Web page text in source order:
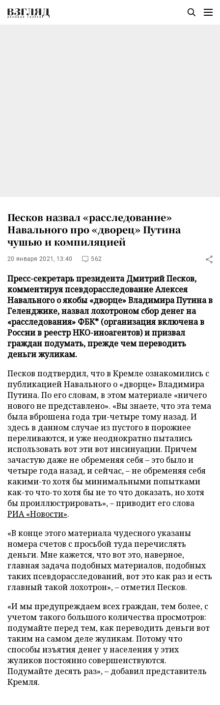
Песков назвал «расследование»
Навального про «дворец» Путина
чушью и компиляцией
20 января 2021, 13:40 562
Пресс-секретарь президента Дмитрий Песков,
комментируя псевдорасследование Алексея
Навального о якобы «дворце» Владимира Путина в
Геленджике, назвал лохотроном сбор денег на
«расследования» ФБК* (организация включена в
России в реестр НКО-иноагентов) и призвал
граждан подумать, прежде чем переводить
деньги жуликам.
Песков подтвердил, что в Кремле ознакомились с
публикацией Навального о «дворце» Владимира
Путина. По его словам, в этом материале «ничего
нового не представлено». «Вы знаете, что эта тема
была вброшена года три-четыре тому назад. И
здесь в данном случае из пустого в порожнее
переливаются, и уже неоднократно пытались
использовать вот эти вот инсинуации. Причем
зачастую даже не обременяя себя – это было и
четыре года назад, и сейчас, – не обременяя себя
какими-то хотя бы минимальными попытками
как-то что-то хотя бы не то что доказать, но хотя
бы проиллюстрировать», – приводит его слова
РИА «Новости».
«В конце этого материала чудесного указаны
номера счетов с просьбой туда перечислять
деньги. Мне кажется, что вот это, наверное,
главная задача подобных материалов, подобных
таких псевдорасследований, вот это как раз и есть
главный такой лохотрон», – отметил Песков.
«И мы предупреждаем всех граждан, тем более, с
учетом такого большого количества просмотров:
подумайте перед тем, как переводить деньги вот
таким на самом деле жуликам. Потому что
способы изъятия денег у населения у этих
жуликов постоянно совершенствуются.
Подумайте десять раз», – добавил представитель
Кремля.